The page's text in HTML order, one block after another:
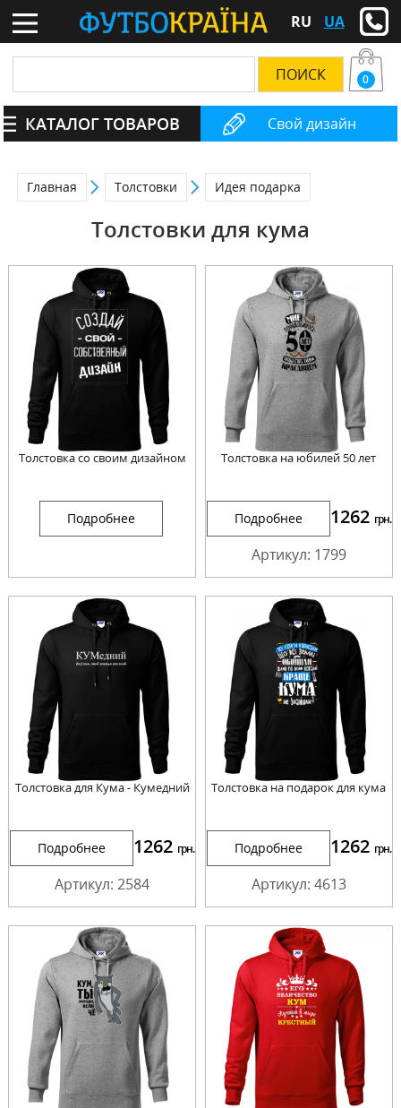
RU UA
Свой дизайн
0
КАТАЛОГ ТОВАРОВ
Главная Толстовки Идея подарка
Толстовки для кума
Толстовка со своим дизайном
Подробнее
Толстовка на юбилей 50 лет
Подробнее 1262 грн.
Артикул: 1799
Толстовка для Кума - Кумедний
Подробнее 1262 грн.
Артикул: 2584
Толстовка на подарок для кума
Подробнее 1262 грн.
Артикул: 4613